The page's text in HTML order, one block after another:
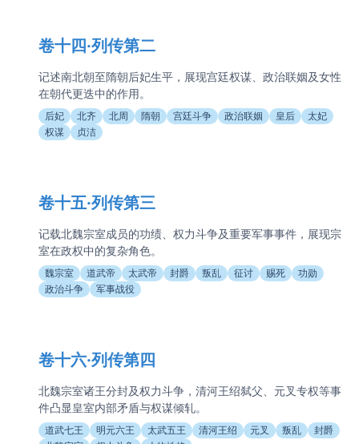
卷十四·列传第二
记述南北朝至隋朝后妃生平，展现宫廷权谋、政治联姻及女性
在朝代更迭中的作用。
后妃 北齐 北周 隋朝 宫廷斗争 政治联姻 皇后
太妃
权谋
贞洁
卷十五·列传第三
记载北魏宗室成员的功绩、权力斗争及重要军事事件，展现宗
室在政权中的复杂角色。
魏宗室 道武帝 太武帝 封爵 叛乱 征讨 赐死
功勋
政治斗争
军事战役
卷十六·列传第四
北魏宗室诸王分封及权力斗争，清河王绍弑父、元叉专权等事
件凸显皇室内部矛盾与权谋倾轧。
道武七王 明元六王 太武五王 清河王绍 元叉 叛乱
封爵